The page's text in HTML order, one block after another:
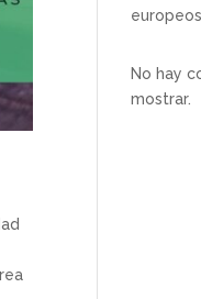
europeos
No hay
mostrar.